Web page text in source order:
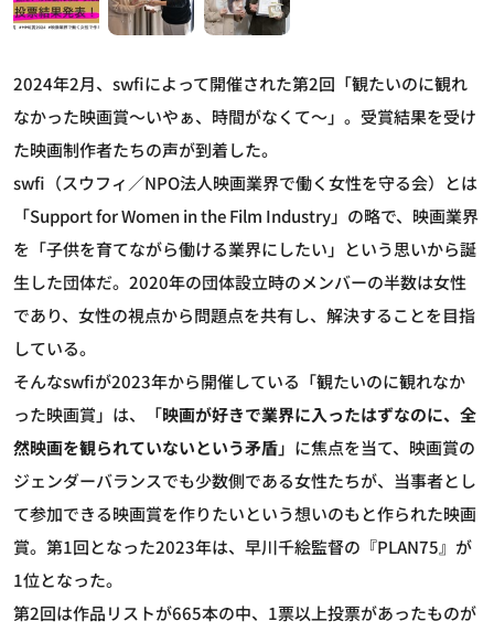
2024年2月、swfiによって開催された第2回「観たいのに観れ
なかった映画賞～いやぁ、時間がなくて～」。受賞結果を受け
た映画制作者たちの声が到着した。
swfi（スウフィ／NPO法人映画業界で働く女性を守る会）とは
「Support for Women in the Film Industry」の略で、映画業界
を「子供を育てながら働ける業界にしたい」という思いから誕
生した団体だ。2020年の団体設立時のメンバーの半数は女性
であり、女性の視点から問題点を共有し、解決することを目指
している。
そんなswfiが2023年から開催している「観たいのに観れなか
った映画賞」は、「映画が好きで業界に入ったはずなのに、全
然映画を観られていないという矛盾」に焦点を当て、映画賞の
ジェンダーバランスでも少数側である女性たちが、当事者とし
て参加できる映画賞を作りたいという想いのもと作られた映画
賞。第1回となった2023年は、早川千絵監督の『PLAN75』が
1位となった。
第2回は作品リストが665本の中、1票以上投票があったものが